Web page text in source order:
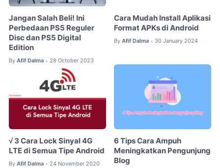
Jangan Salah Beli! Ini
Perbedaan PS5 Reguler
Disc dan PS5 Digital
Edition
By Afif Dalma • 28 October 2023
Cara Mudah Install Aplikasi
Format APKs di Android
By Afif Dalma • 30 January 2024
√ 3 Cara Lock Sinyal 4G
LTE di Semua Tipe Android
By Afif Dalma • 24 November 2020
6 Tips Cara Ampuh
Meningkatkan Pengunjung
Blog